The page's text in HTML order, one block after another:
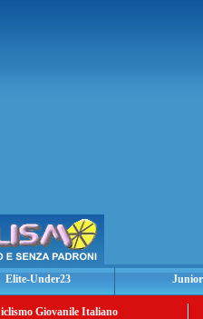
Elite-Under23
Giovanile Italiano